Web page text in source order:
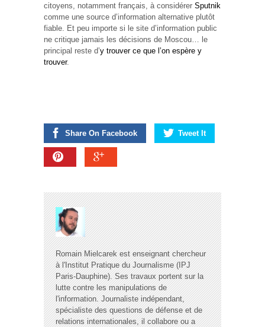
citoyens, notamment français, à considérer Sputnik
comme une source d’information alternative plutôt
fiable. Et peu importe si le site d’information public
ne critique jamais les décisions de Moscou… le
principal reste d’y trouver ce que l’on espère y
trouver.
Share On Facebook Tweet It
Romain Mielcarek est enseignant chercheur
à l'Institut Pratique du Journalisme (IPJ
Paris-Dauphine). Ses travaux portent sur la
lutte contre les manipulations de
l'information. Journaliste indépendant,
spécialiste des questions de défense et de
relations internationales, il collabore ou a